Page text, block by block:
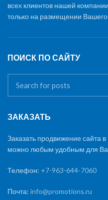
всех клиентов нашей
только на размещении Вашего
ПОИСК ПО САЙТУ
ЗАКАЗАТЬ
Заказать продвижение сайта
можно любым удобным для
Телефон: +7-963-644-7060
Почта: info@promotions.ru